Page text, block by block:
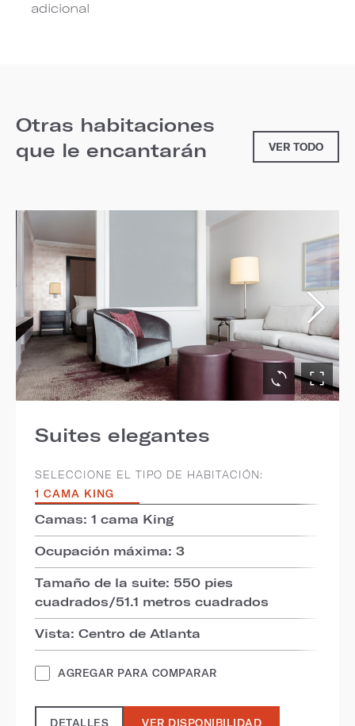
adicional
Otras habitaciones
que le encantarán
VER TODO
Suites elegantes
SELECCIONE EL TIPO DE HABITACIÓN:
1 CAMA KING
Camas: 1 cama King
Ocupación máxima: 3
Tamaño de la suite: 550 pies
cuadrados/51.1 metros cuadrados
Vista: Centro de Atlanta
AGREGAR PARA COMPARAR
DETALLES VER DISPONIBILIDAD